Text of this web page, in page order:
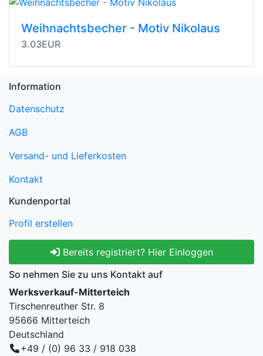
Weihnachtsbecher - Motiv Nikolaus
3.03EUR
Information
Datenschutz
AGB
Versand- und Lieferkosten
Kontakt
Kundenportal
Profil erstellen
Bereits registriert? Hier Einloggen
So nehmen Sie zu uns Kontakt auf
Werksverkauf-Mitterteich
Tirschenreuther Str. 8
95666 Mitterteich
Deutschland
+49 / (0) 96 33 / 918 038